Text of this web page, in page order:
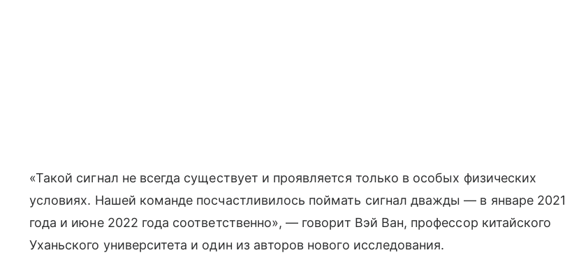
«Такой сигнал не всегда существует и проявляется только в особых физических
условиях. Нашей команде посчастливилось поймать сигнал дважды — в январе 2021
года и июне 2022 года соответственно»,— говорит Вэй Ван, профессор китайского
Уханьского университета и один из авторов нового исследования.